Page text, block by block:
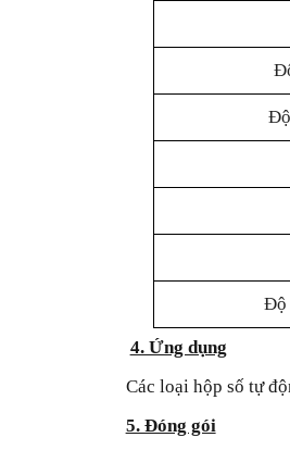
Độ
4. Ứng dụng
Các loại hộp số tự
5. Đóng gói